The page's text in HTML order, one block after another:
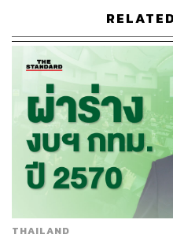
ตรวจสอบการดำเนินงานด้า
อย่างมีประสิทธิภาพ
ส่วนด้านการบริการประชา
ระบุว่า กทม. ต้องพัฒนาระบบ
ยื่นขออนุญาตทางดิจิทัล ผู้ข
พบกัน ไม่มีโอกาสในการจ่า
ติดตาม (Tracking System)
ขั้นตอนไหน เป็นไปตามระย
นี้ การส่งข้อมูลเป็นดิจิทัลจะท
คอมพิวเตอร์เข้ามาช่วยใน
ความถูกต้องตามกฎหมาย เช่
สามารถลดการใช้ดุลยพินิจขอ
THAILAND